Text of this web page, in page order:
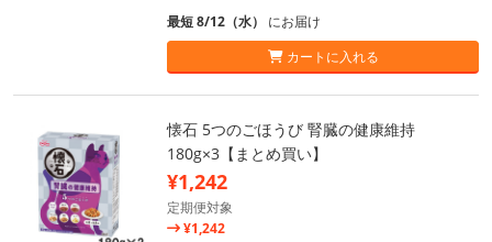
最短 8/12（水） にお届け
カートに入れる
懐石 5つのごほうび 腎臓の健康維持
180g×3【まとめ買い】
¥1,242
定期便対象
¥1,242